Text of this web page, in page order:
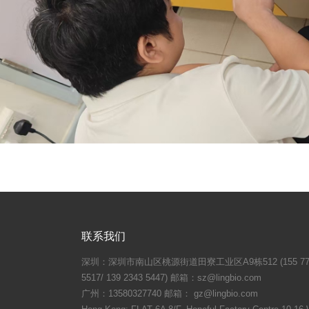
联系我们
深圳：深圳市南山区桃源街道田寮工业区A9栋512 (155
5517/ 139 2343 5447) 邮箱：sz@lingbio.com
广州：13580327740 邮箱： gz@lingbio.com